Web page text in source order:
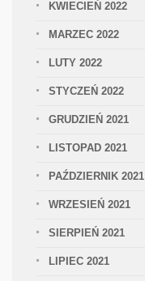
KWIECIEŃ 2022
MARZEC 2022
LUTY 2022
STYCZEŃ 2022
GRUDZIEŃ 2021
LISTOPAD 2021
PAŹDZIERNIK 2021
WRZESIEŃ 2021
SIERPIEŃ 2021
LIPIEC 2021